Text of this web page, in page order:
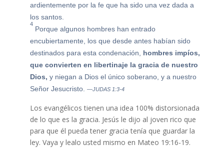
ardientemente por la fe que ha sido una vez dada a
los santos.
4
Porque algunos hombres han entrado
encubiertamente, los que desde antes habían sido
destinados para esta condenación, hombres impíos,
que convierten en libertinaje la gracia de nuestro
Dios, y niegan a Dios el único soberano, y a nuestro
Señor Jesucristo.
—JUDAS 1:3-4
Los evangélicos tienen una idea 100% distorsionada
de lo que es la gracia. Jesús le dijo al joven rico que
para que él pueda tener gracia tenía que guardar la
ley. Vaya y lealo usted mismo en Mateo 19:16-19.